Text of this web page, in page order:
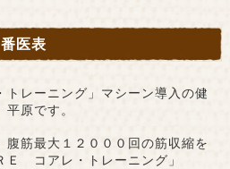
医表
トレーニング」マシーン導入の健
原です。
腹筋最大１２０００回の筋収縮を
Ｅ コアレ・トレーニング」